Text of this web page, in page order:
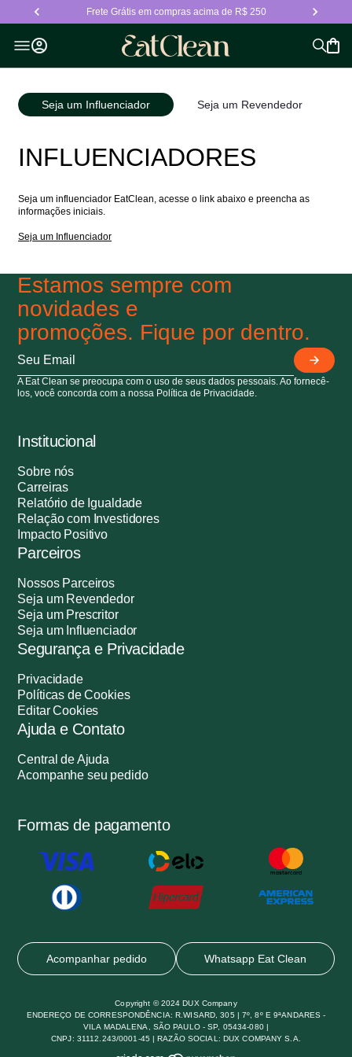
Frete Grátis em compras acima de R$ 250
Seja um Influenciador Seja um Revendedor
INFLUENCIADORES
Seja um influenciador EatClean, acesse o link abaixo e preencha as
informações iniciais.
Seja um Influenciador
Estamos sempre com
novidades e
promoções. Fique por dentro.
A Eat Clean se preocupa com o uso de seus dados pessoais. Ao fornecê-
los, você concorda com a nossa Política de Privacidade.
Institucional
Sobre nós
Carreiras
Relatório de Igualdade
Relação com Investidores
Impacto Positivo
Parceiros
Nossos Parceiros
Seja um Revendedor
Seja um Prescritor
Seja um Influenciador
Segurança e Privacidade
Privacidade
Políticas de Cookies
Editar Cookies
Ajuda e Contato
Central de Ajuda
Acompanhe seu pedido
Formas de pagamento
Acompanhar pedido Whatsapp Eat Clean
Copyright © 2024 DUX Company
ENDEREÇO DE CORRESPONDÊNCIA: R.WISARD, 305 | 7º, 8º E 9ªANDARES -
VILA MADALENA, SÃO PAULO - SP, 05434-080 |
CNPJ: 31112.243/0001-45 | RAZÃO SOCIAL: DUX COMPANY S.A.